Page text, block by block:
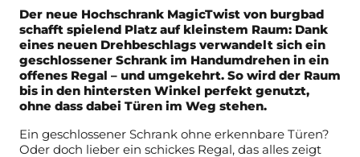
Der neue Hochschrank MagicTwist von burgbad
schafft spielend Platz auf kleinstem Raum: Dank
eines neuen Drehbeschlags verwandelt sich ein
geschlossener Schrank im Handumdrehen in ein
offenes Regal – und umgekehrt. So wird der Raum
bis in den hintersten Winkel perfekt genutzt,
ohne dass dabei Türen im Weg stehen.
Ein geschlossener Schrank ohne erkennbare Türen?
Oder doch lieber ein schickes Regal, das alles zeigt